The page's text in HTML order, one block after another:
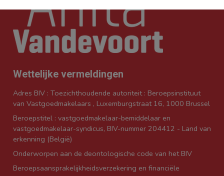
Wettelijke vermeldingen
Adres BIV : Toezichthoudende autoriteit : Beroepsinstituut
van Vastgoedmakelaars , Luxemburgstraat 16, 1000 Brussel
Beroepstitel : vastgoedmakelaar-bemiddelaar en
vastgoedmakelaar-syndicus, BIV-nummer 204412 - Land van
erkenning (België)
Onderworpen aan de deontologische code van het BIV
Beroepsaansprakelijkheidsverzekering en financiële